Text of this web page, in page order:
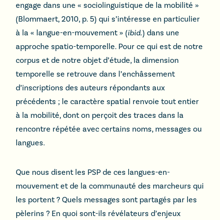
engage dans une « sociolinguistique de la mobilité »
(Blommaert, 2010, p. 5) qui s’intéresse en particulier
à la « langue-en-mouvement » (ibid.) dans une
approche spatio-temporelle. Pour ce qui est de notre
corpus et de notre objet d’étude, la dimension
temporelle se retrouve dans l’enchâssement
d’inscriptions des auteurs répondants aux
précédents ; le caractère spatial renvoie tout entier
à la mobilité, dont on perçoit des traces dans la
rencontre répétée avec certains noms, messages ou
langues.
Que nous disent les PSP de ces langues-en-
mouvement et de la communauté des marcheurs qui
les portent ? Quels messages sont partagés par les
pèlerins ? En quoi sont-ils révélateurs d’enjeux